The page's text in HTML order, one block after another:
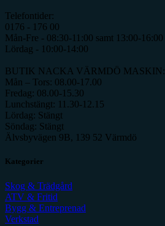
Telefontider:
0176 - 176 00
Mån-Fre - 08:30-11:00 samt 13:00-16:00
Lördag - 10:00-14:00
BUTIK NACKA VÄRMDÖ MASKIN:
Mån – Tors: 08.00-17.00
Fredag: 08.00-15.30
Lunchstängt: 11.30-12.15
Lördag: Stängt
Söndag: Stängt
Älvsbyvägen 9B, 139 52 Värmdö
Kategorier
Skog & Trädgård
ATV & Fritid
Bygg & Entreprenad
Verkstad